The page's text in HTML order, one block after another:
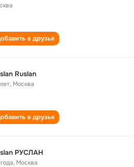
в друзья
Ruslan
, Москва
в друзья
РУСЛАН
, Москва